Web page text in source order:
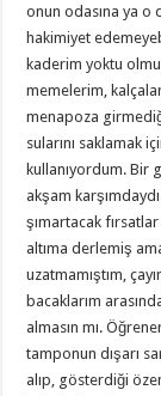
onun odasına ya o
hakimiyet
kaderim yoktu
memelerim,
menapoza
sularını saklamak
kullanıyordum. Bir
akşam
şımartacak
altıma derlemiş
uzatmamıştım,
bacaklarım
almasın mı.
tamponun dışarı
alıp, gösterdiği